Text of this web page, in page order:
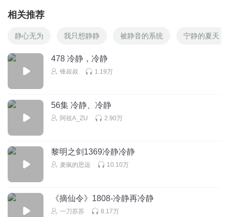
相关推荐
静心无为 我只想静静 被静音的系统 宁静的夏天
478 冷静，冷静
锋叔叔 1.19万
56集 冷静、冷静
阿祖A_ZU 2.90万
黎明之剑1369冷静冷静
麦疯的思远 10.10万
《摘仙令》1808-冷静再冷静
一刀苏苏 8.17万